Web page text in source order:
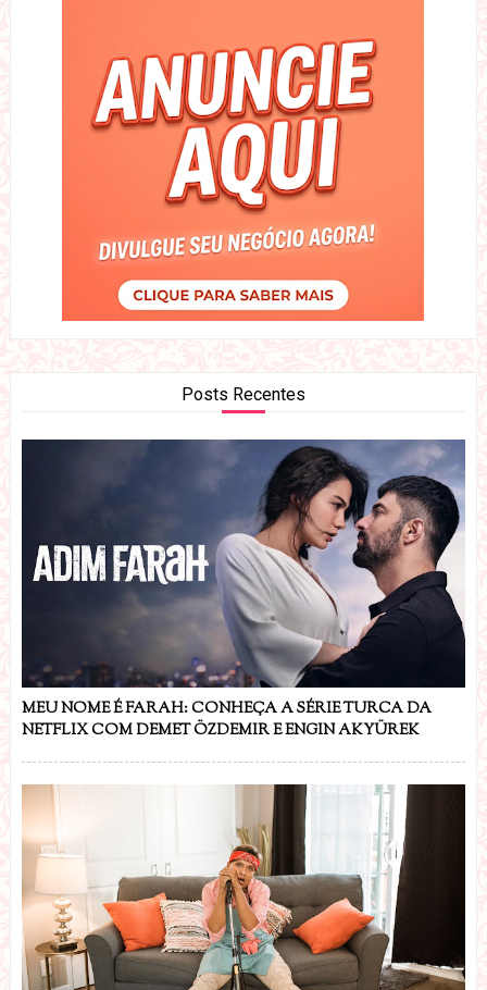
Posts Recentes
MEU NOME É FARAH: CONHEÇA A SÉRIE TURCA DA
NETFLIX COM DEMET ÖZDEMIR E ENGIN AKYÜREK